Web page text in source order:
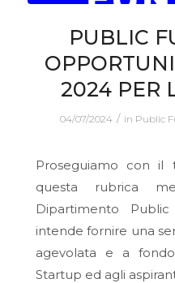
PUBLIC
2024 PER
04/07/2024 / in Public
Proseguiamo con il
questa rubrica
Dipartimento
intende fornire una
agevolata e a
Startup ed agli